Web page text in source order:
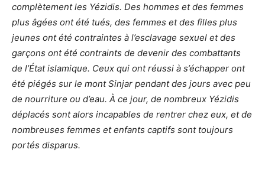
complètement les Yézidis. Des hommes et des femmes
plus âgées ont été tués, des femmes et des filles plus
jeunes ont été contraintes à l’esclavage sexuel et des
garçons ont été contraints de devenir des combattants
de l’État islamique. Ceux qui ont réussi à s’échapper ont
été piégés sur le mont Sinjar pendant des jours avec peu
de nourriture ou d’eau. À ce jour, de nombreux Yézidis
déplacés sont alors incapables de rentrer chez eux, et de
nombreuses femmes et enfants captifs sont toujours
portés disparus.